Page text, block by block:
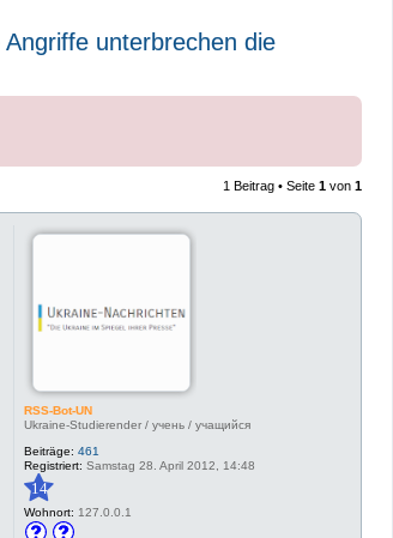
unterbrechen die
1 Beitrag • Seite 1 von 1
RSS-Bot-UN
Ukraine-Studierender / учень / учащийся
Beiträge: 461
Registriert: Samstag 28. April 2012, 14:48
14
Wohnort: 127.0.0.1